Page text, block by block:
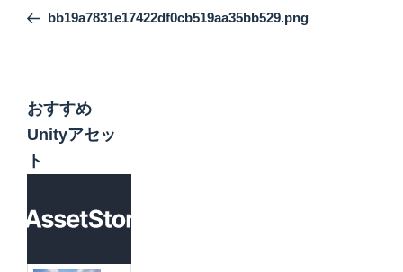
ナ
ー
シ
ョ
ン
の
bb19a7831e17422df0cb519aa35bb529.png
おすすめ
Unityアセッ
ト